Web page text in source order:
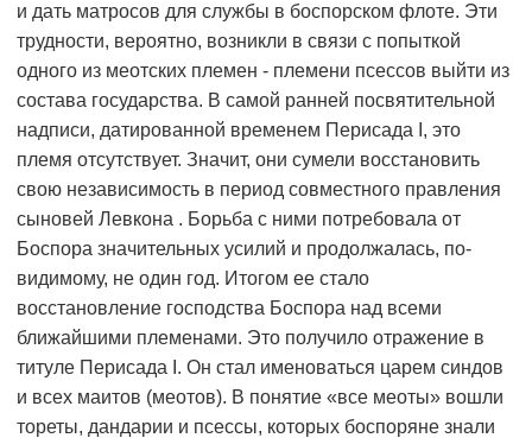
и дать матросов для службы в боспорском флоте. Эти
трудности, вероятно, возникли в связи с попыткой
одного из меотских племен - племени псессов выйти из
состава государства. В самой ранней посвятительной
надписи, датированной временем Перисада I, это
племя отсутствует. Значит, они сумели восстановить
свою независимость в период совместного правления
сыновей Левкона . Борьба с ними потребовала от
Боспора значительных усилий и продолжалась, по-
видимому, не один год. Итогом ее стало
восстановление господства Боспора над всеми
ближайшими племенами. Это получило отражение в
титуле Перисада I. Он стал именоваться царем синдов
и всех маитов (меотов). В понятие «все меоты» вошли
тореты, дандарии и псессы, которых боспоряне знали